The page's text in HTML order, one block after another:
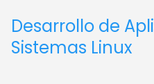
Desarrollo de
Sistemas Linux